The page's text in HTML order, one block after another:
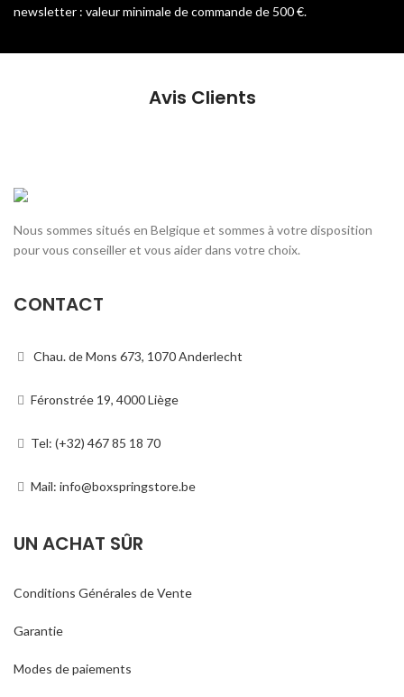
newsletter : valeur minimale de commande de 500 €.
Avis Clients
Nous sommes situés en Belgique et sommes à votre disposition
pour vous conseiller et vous aider dans votre choix.
CONTACT
Chau. de Mons 673, 1070 Anderlecht
Féronstrée 19, 4000 Liège
Tel: (+32) 467 85 18 70
Mail: info@boxspringstore.be
UN ACHAT SÛR
Conditions Générales de Vente
Garantie
Modes de paiements